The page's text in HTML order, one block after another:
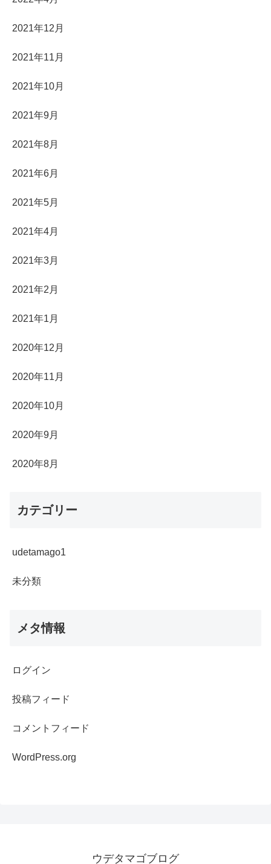
2021年12月
2021年11月
2021年10月
2021年9月
2021年8月
2021年6月
2021年5月
2021年4月
2021年3月
2021年2月
2021年1月
2020年12月
2020年11月
2020年10月
2020年9月
2020年8月
カテゴリー
udetamago1
未分類
メタ情報
ログイン
投稿フィード
コメントフィード
WordPress.org
ウデタマゴブログ